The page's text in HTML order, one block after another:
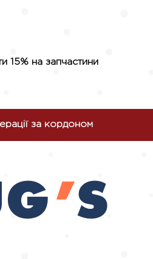
15% на запчастини
за кордоном